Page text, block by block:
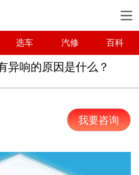
选车 汽修 百科
异响的原因是什么？
我要咨询